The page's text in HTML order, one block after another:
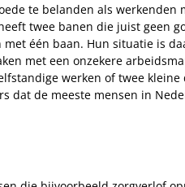
te belanden als werkenden
twee banen die juist geen
één baan. Hun situatie is
met een onzekere
werken of twee
dat de meeste mensen in